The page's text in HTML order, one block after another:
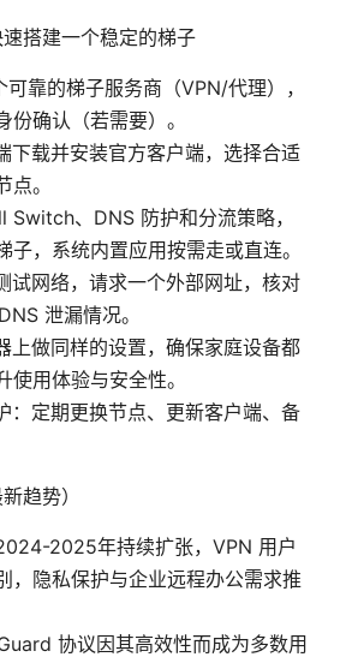
搭建一个稳定的梯子
靠的梯子服务商（VPN/代理），
份确认（若需要）。
下载并安装官方客户端，选择合适
。
Switch、DNS 防护和分流策略，
子，系统内置应用按需走或直连。
试网络，请求一个外部网址，核对
泄漏情况。
上做同样的设置，确保家庭设备都
使用体验与安全性。
：定期更换节点、更新客户端、备
趋势）
2025年持续扩张，VPN 用户
，隐私保护与企业远程办公需求推
协议因其高效性而成为多数用